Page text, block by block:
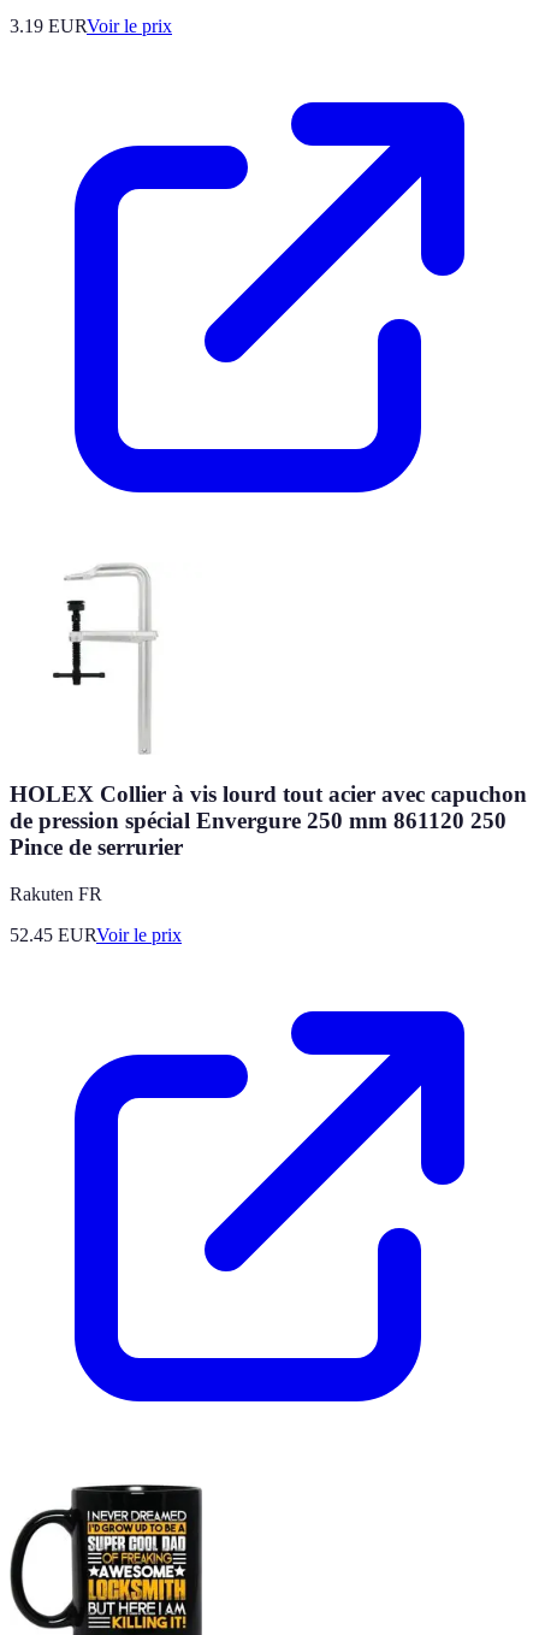
3.19 EURVoir le prix
HOLEX Collier à vis lourd tout acier avec capuchon
de pression spécial Envergure 250 mm 861120 250
Pince de serrurier
Rakuten FR
52.45 EURVoir le prix